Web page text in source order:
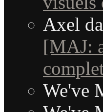
Axel
[MAJ:
We've